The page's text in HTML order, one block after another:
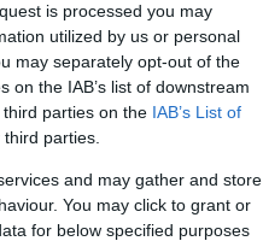
is processed you may
utilized by us or personal
may separately opt-out of the
the IAB’s list of downstream
parties on the IAB’s List of
parties.
and may gather and store
You may click to grant or
for below specified purposes